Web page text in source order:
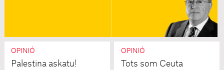
OPINIÓ
Palestina askatu!
OPINIÓ
Tots som Ceuta